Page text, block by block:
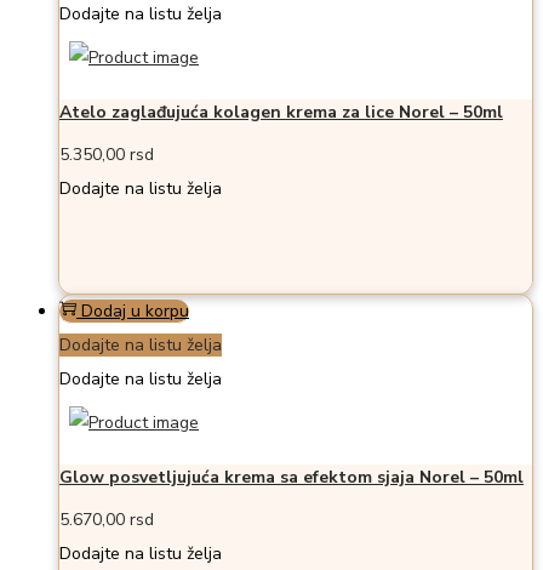
Dodajte na listu želja
Atelo zaglađujuća kolagen krema za lice Norel – 50ml
5.350,00 rsd
Dodajte na listu želja
Dodaj u korpu
Dodajte na listu želja
Dodajte na listu želja
Glow posvetljujuća krema sa efektom sjaja Norel – 50ml
5.670,00 rsd
Dodajte na listu želja